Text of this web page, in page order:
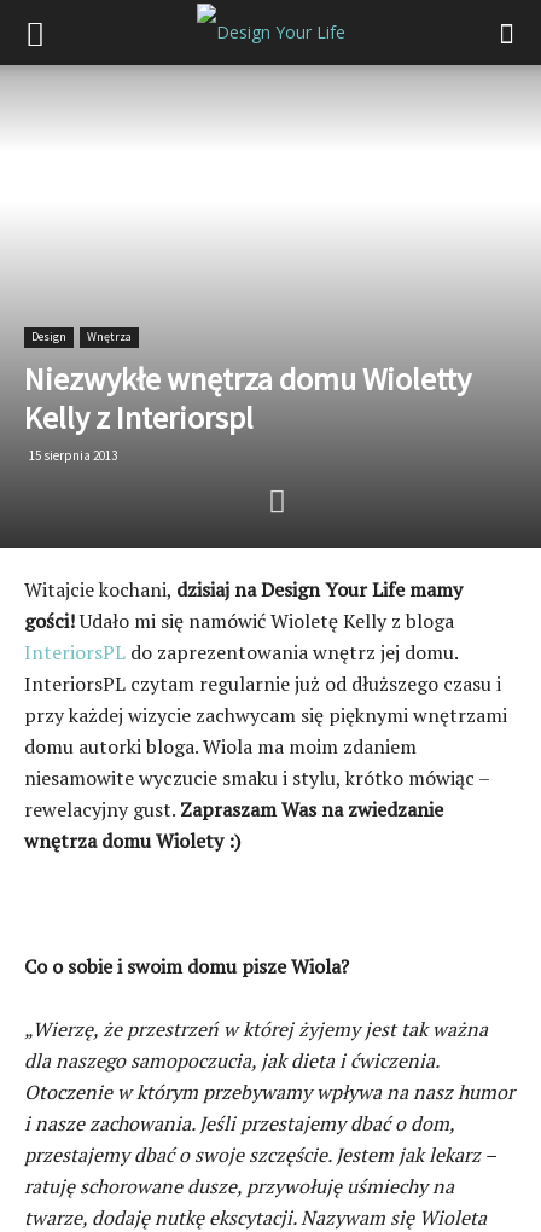
Design Wnętrza
Niezwykłe wnętrza domu Wioletty
Kelly z Interiorspl
15 sierpnia 2013
Witajcie kochani, dzisiaj na Design Your Life mamy
gości!Udało mi się namówić Wioletę Kelly z bloga
InteriorsPL do zaprezentowania wnętrz jej domu.
InteriorsPL czytam regularnie już od dłuższego czasu i
przy każdej wizycie zachwycam się pięknymi wnętrzami
domu autorki bloga. Wiola ma moim zdaniem
niesamowite wyczucie smaku i stylu, krótko mówiąc –
rewelacyjny gust. Zapraszam Was na zwiedzanie
wnętrza domu Wiolety :)
Co o sobie i swoim domu pisze Wiola?
„Wierzę, że przestrzeń w której żyjemy jest tak ważna
dla naszego samopoczucia, jak dieta i ćwiczenia.
Otoczenie w którym przebywamy wpływa na nasz humor
i nasze zachowania. Jeśli przestajemy dbać o dom,
przestajemy dbać o swoje szczęście. Jestem jak lekarz –
ratuję schorowane dusze, przywołuję uśmiechy na
twarze, dodaję nutkę ekscytacji. Nazywam się Wioleta